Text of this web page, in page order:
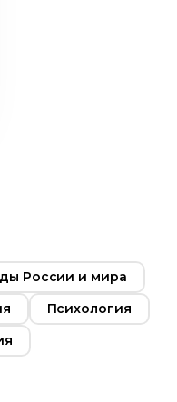
России и мира
Психология